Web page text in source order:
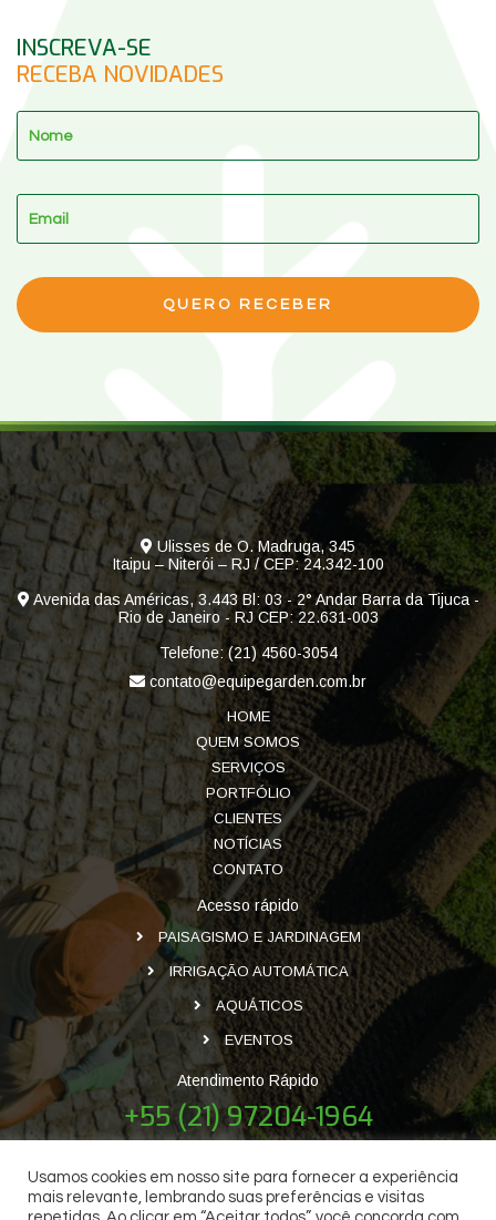
INSCREVA-SE
RECEBA NOVIDADES
Ulisses de O. Madruga, 345
Itaipu – Niterói – RJ / CEP: 24.342-100
Avenida das Américas, 3.443 Bl: 03 - 2° Andar Barra da Tijuca -
Rio de Janeiro - RJ CEP: 22.631-003
Telefone: (21) 4560-3054
contato@equipegarden.com.br
HOME
QUEM SOMOS
SERVIÇOS
PORTFÓLIO
CLIENTES
NOTÍCIAS
CONTATO
Acesso rápido
PAISAGISMO E JARDINAGEM
IRRIGAÇÃO AUTOMÁTICA
AQUÁTICOS
EVENTOS
Atendimento Rápido
+55 (21) 97204-1964
Usamos cookies em nosso site para fornecer a experiência
mais relevante, lembrando suas preferências e visitas